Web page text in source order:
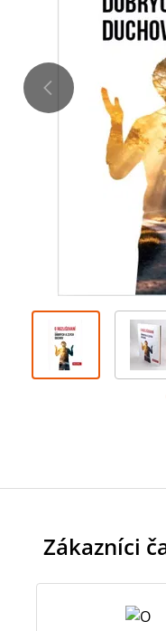
Zákazníci